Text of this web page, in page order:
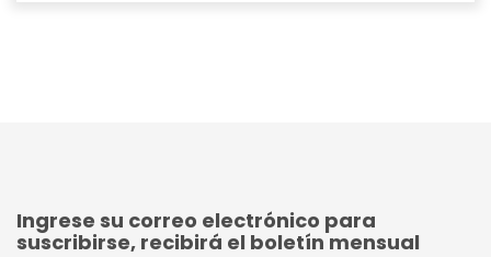
Ingrese su correo electrónico para
suscribirse, recibirá el boletín mensual